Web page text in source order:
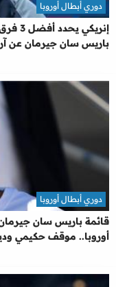
باريس سان جيرمان عن
دوري أبطال أوروبا
قائمة باريس سان
أوروبا.. موقف حكيمي
دوري أبطال أوروبا